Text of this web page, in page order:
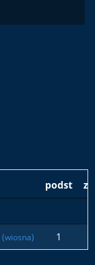
podst
z
(wiosna) 1